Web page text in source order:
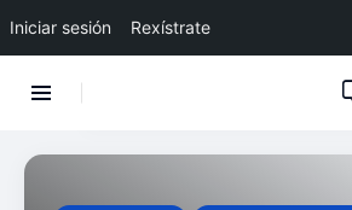
Iniciar sesión Rexístrate